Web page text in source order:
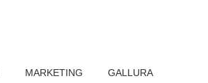
MARKETING GALLURA